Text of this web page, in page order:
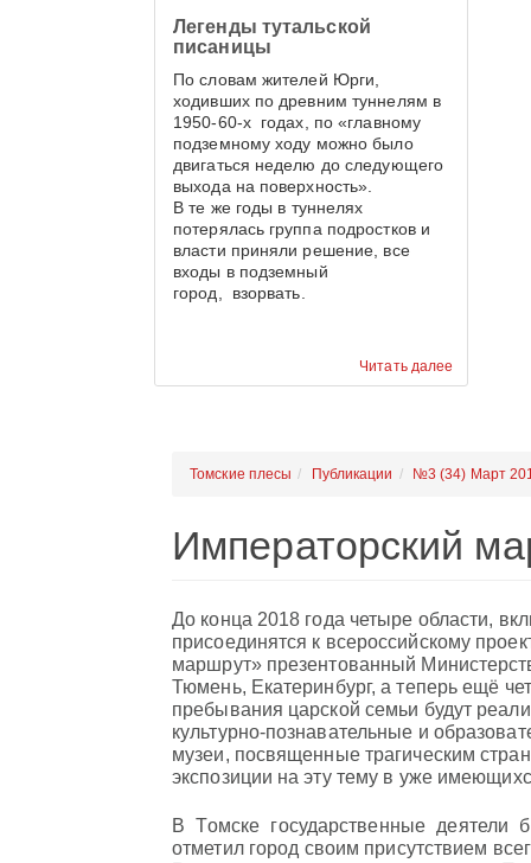
красивее.
Читать далее
Легенды тутальской
писаницы
По словам жителей Юрги,
ходивших по древним туннелям в
1950-60-х годах, по «главному
подземному ходу можно было
двигаться неделю до следующего
выхода на поверхность».
В те же годы в туннелях
потерялась группа подростков и
власти приняли решение, все
входы в подземный
город, взорвать.
Томские плесы Публикации №3 (34) Март
Императорский
До конца 2018 года четыре области,
присоединятся к всероссийскому
маршрут» презентованный
Тюмень, Екатеринбург, а теперь ещё
пребывания царской семьи будут
культурно-познавательные и
музеи, посвященные трагическим
экспозиции на эту тему в уже
В Томске государственные деятели
отметил город своим присутствием